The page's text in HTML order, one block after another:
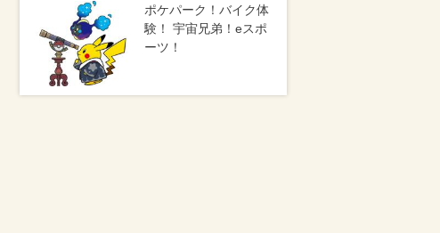
ポケパーク！バイク体
験！ 宇宙兄弟！eスポ
ーツ！